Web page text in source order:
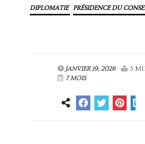
DIPLOMATIE PRÉSIDENCE DU
JANVIER 19, 2026
3
7 MOIS